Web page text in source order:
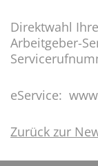
Direktwahl
Arbeitgeber-
eService:
Zurück zur